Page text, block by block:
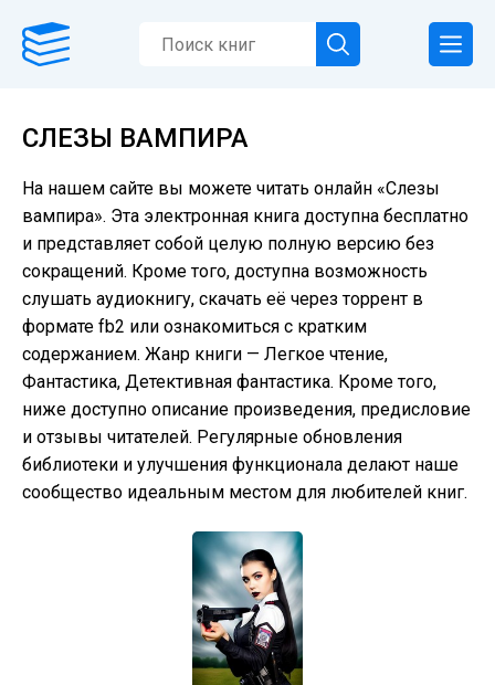
СЛЕЗЫ ВАМПИРА
На нашем сайте вы можете читать онлайн «Слезы
вампира». Эта электронная книга доступна бесплатно
и представляет собой целую полную версию без
сокращений. Кроме того, доступна возможность
слушать аудиокнигу, скачать её через торрент в
формате fb2 или ознакомиться с кратким
содержанием. Жанр книги — Легкое чтение,
Фантастика, Детективная фантастика. Кроме того,
ниже доступно описание произведения, предисловие
и отзывы читателей. Регулярные обновления
библиотеки и улучшения функционала делают наше
сообщество идеальным местом для любителей книг.